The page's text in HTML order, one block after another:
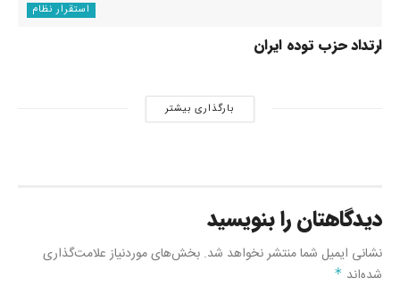
استقرار نظام
ارتداد حزب توده ایران
بارگذاری بیشتر
دیدگاهتان را بنویسید
نشانی ایمیل شما منتشر نخواهد شد.بخش‌های موردنیاز علامت‌گذاری
شده‌اند*